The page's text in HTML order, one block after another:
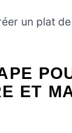
un plat
ET